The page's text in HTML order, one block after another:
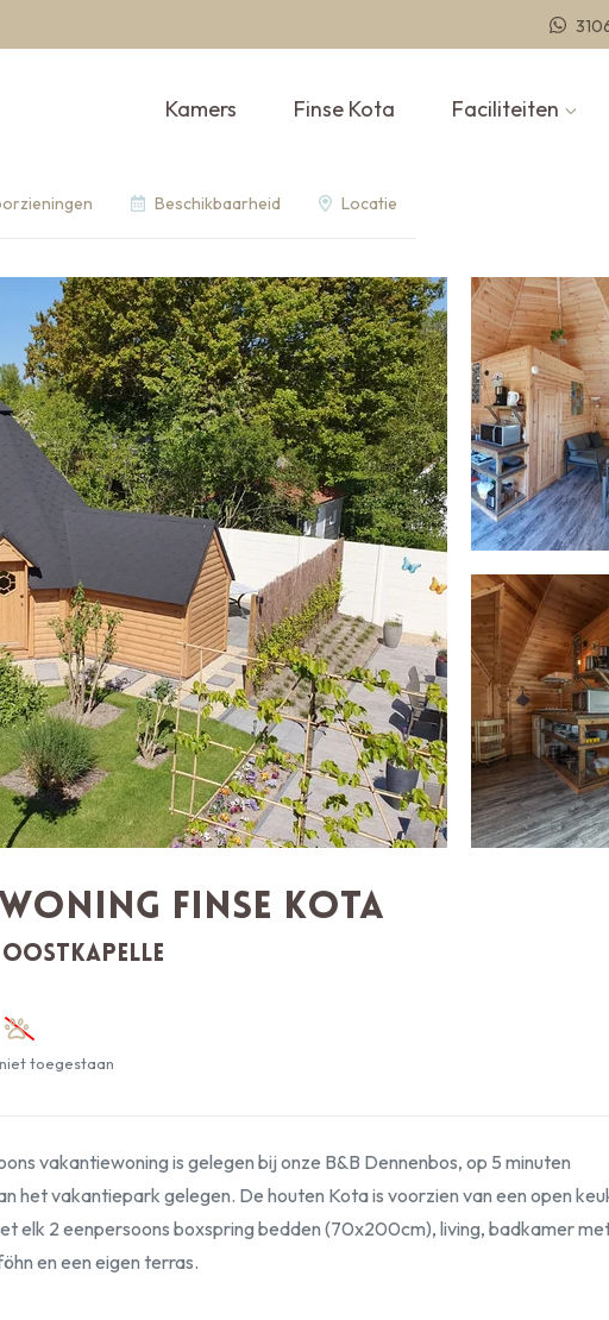
Kamers Finse Kota Faciliteiten
Beschikbaarheid Locatie
Finse Kota
Oostkapelle
toegestaan
vakantiewoning is gelegen bij onze B&B Dennenbos, op 5 minuten
het vakantiepark gelegen. De houten Kota is voorzien van een open
elk 2 eenpersoons boxspring bedden (70x200cm), living, badkamer
en een eigen terras.